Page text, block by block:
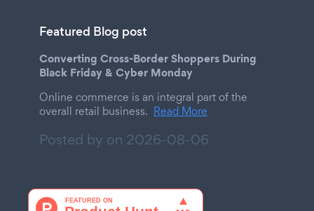
Featured Blog post
Converting Cross-Border Shoppers During
Black Friday & Cyber Monday
Online commerce is an integral part of the
overall retail business. Read More
Posted by on 2026-08-06